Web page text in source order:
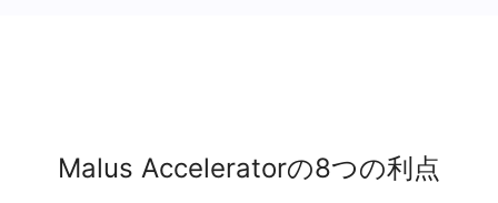
Malus Acceleratorの8つの利点